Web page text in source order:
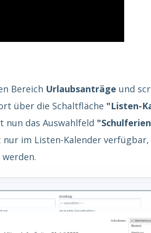
Bereich Urlaubsanträge und
über die Schaltfläche "Listen-
nun das Auswahlfeld
im Listen-Kalender